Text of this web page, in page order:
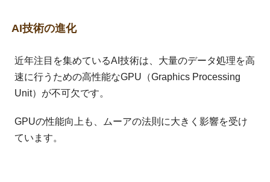
AI技術の進化
近年注目を集めているAI技術は、大量のデータ処理を高
速に行うための高性能なGPU（Graphics Processing
Unit）が不可欠です。
GPUの性能向上も、ムーアの法則に大きく影響を受け
ています。